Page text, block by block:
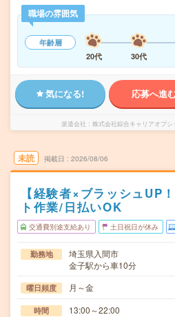
職場の雰囲気
年齢層
20代
30代
気になる! 応募へ進
派遣会社 株式会社綜合キャリアオプ
未読 掲載日 2026/08/06
【経験者×ブラッシュUP
ト作業/日払いOK
交通費別途支給あり 土日祝日が休み
勤務地
埼玉県入間市
金子駅から車10分
曜日頻度 月～金
時間 13:00～22:00